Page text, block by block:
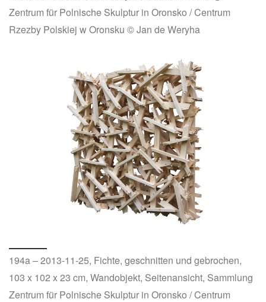
Zentrum für Polnische Skulptur in Oronsko / Centrum
Rzezby Polskiej w Oronsku © Jan de Weryha
194a – 2013-11-25, Fichte, geschnitten und gebrochen,
103 x 102 x 23 cm, Wandobjekt, Seitenansicht, Sammlung
Zentrum für Polnische Skulptur in Oronsko / Centrum